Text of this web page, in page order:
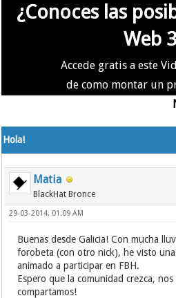
¿Conoces las
Web
Accede gratis a este
de como montar un
Hola!
Matia
BlackHat Bronce
29-03-2014, 01:09 AM
Buenas desde Galicia! Con mucha
forobeta (con otro nick), he visto
animado a participar en FBH.
Espero que la comunidad crezca,
compartamos!